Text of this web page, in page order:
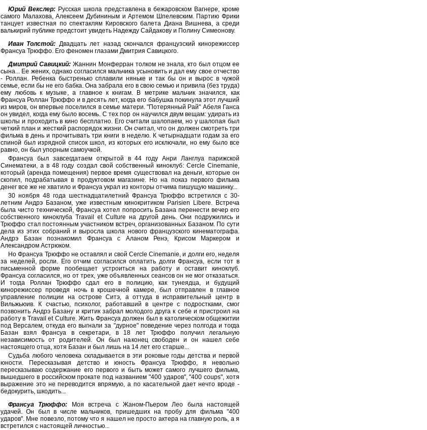
Юрий Векслер:Русская школа представлена в бежаровском Вагнере, кроме
самого Малахова, Алексеем Дубининым и Артемом Шпелевским. Партию Фрики
танцует известная по спектаклям Кировского балета Диана Вишнева, а среди
валькирий публике предстоит увидеть Надежду Сайдакову и Полину Симеонову.
Иван Толстой: Двадцать лет назад скончался французский кинорежиссер
Франсуа Трюффо. Его феномен глазами Дмитрия Савицкого.
Дмитрий Савицкий:Жаннин Монферран толком не знала, кто был отцом ее
сына... Ее жених, однако согласился мальчика усыновить и дал ему свое отчество
- Роллан. Ребенка быстренько сплавили няньке и так бы он и вырос в чужой
семье, если бы не его бабка. Она забрала его в свою семью и привила (без труда)
ему любовь к музыке, а главное к книгам. В метрике мальчик значился, как
Франсуа Роллан Трюффо и в десять лет, когда его бабушка покинула этот лучший
из миров, он впервые поселился в семье матери. "Потерянный Рай" Абеля Ганса
он увидел, когда ему было восемь. С тех пор он научился двум вещам: удирать из
школы и проходить в кино бесплатно. Его считали шалопаем, но у шалопая был
четкий план и жесткий распорядок жизни. Он считал, что он должен смотреть три
фильма в день и прочитывать три книги в неделю. К четырнадцати годам за его
спиной был изрядной список школ, из которых его исключали, но ему было все
равно, он был упорным самоучкой.
Франсуа был завсегдатаем открытой в 44 году Анри Ланглуа парижской
Синематеки, а в 48 году создал свой собственный киноклуб: Cercle Cinemanie,
который (аренда помещения) первое время существовал на деньги, которые он
скопил, подрабатывая в продуктовом магазине. Но на показ первого фильма
денег все же не хватило и Франсуа украл из конторы отчима пишущую машинку...
30 ноября 48 года шестнадцатилетний Франсуа Трюффо встретился с 30-
летним Андрэ Базаном, уже известным кинокритиком Parisien Libere. Встреча
была чисто технической, Франсуа хотел попросить Базана перенести вечер его
собственного киноклуба Travail et Culture на другой день. Они подружились и
Трюффо стал постоянным участником встреч, организованных Базаном. По сути
дела из этих собраний и выросла школа нового французского кинематографа.
Андрэ Базан познакомил Франсуа с Аланом Ренэ, Крисом Маркером и
Александром Астрюком.
Но Франсуа Трюффо не оставлял и свой Cercle Cinemanie, и долги его, неделя
за неделей, росли. Его отчим согласился оплатить долги Франсуа, если тот в
письменной форме пообещает устроиться на работу и оставит киноклуб.
Франсуа согласился, но от трех, уже объявленных сеансов он не мог отказаться.
И тогда Роллан Трюффо сдал его в полицию, как тунеядца, и будущий
кинорежиссер проведя ночь в крошечной камере, был отправлен в главное
управление полиции на острове Ситэ, а оттуда в исправительный центр в
Вильжьюив. К счастью, психолог, работавший в центре с подростками, смог
позвонить Андрэ Базану и критик забрал молодого друга к себе и пристроил на
работу в Travail et Culture. Жить Франсуа должен был в католическом общежитии
под Версалем, откуда его выгнали за "дурное" поведение через полгода и тогда
Базан взял Франсуа в секретари, в 18 лет Трюффо получил легальную
независимость от родителей. Он был наконец свободен и он нашел себе
настоящего отца, хотя Базан и был лишь на 14 лет его старше...
Судьба любого человека складывается в эти роковые годы детства и первой
юности. Пересказывая детство и юность Франсуа Трюффо, я невольно
пересказываю содержание его первого и быть может самого лучшего фильма,
вышедшего в российском прокате под названием "400 ударов", "400 coups", хотя
выражение это не переводится впрямую, а по касательной дает нечто вроде -
бедокурить, шкодить...
Франсуа Трюффо: Моя встреча с Жаном-Пьером Лео была настоящей
удачей. Он был в числе мальчиков, пришедших на пробу для фильма "400
ударов". Мне повезло, потому что я нашел не просто актера на главную роль, а я
встретился с настоящей личностью...